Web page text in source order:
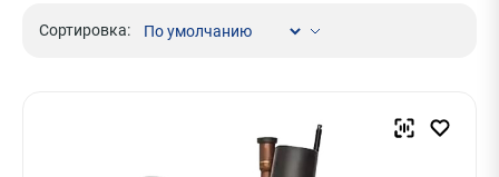
Сортировка: